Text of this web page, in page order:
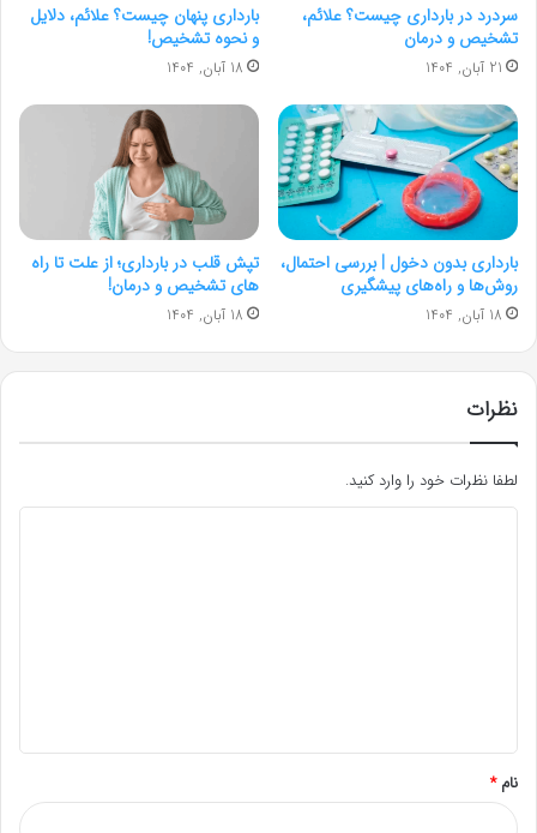
سردرد در بارداری چیست؟ علائم،
تشخیص و درمان
21 آبان, 1404
بارداری پنهان چیست؟ علائم، دلایل
و نحوه تشخیص!
18 آبان, 1404
بارداری بدون دخول | بررسی احتمال،
روش‌ها و راه‌های پیشگیری
18 آبان, 1404
تپش قلب در بارداری؛ از علت تا راه
های تشخیص و درمان!
18 آبان, 1404
نظرات
لطفا نظرات خود را وارد کنید.
نام*